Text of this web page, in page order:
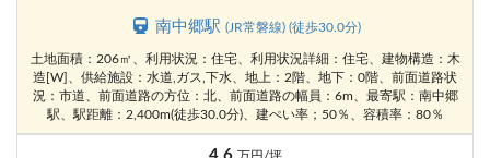
南中郷駅 (JR常磐線) (徒歩30.0分)
土地面積：206㎡、利用状況：住宅、利用状況詳細：住宅、建物構造：木
造[W]、供給施設：水道,ガス,下水、地上：2階、地下：0階、前面道路状
況：市道、前面道路の方位：北、前面道路の幅員：6m、最寄駅：南中郷
駅、駅距離：2,400m(徒歩30.0分)、建ぺい率；50％、容積率：80％